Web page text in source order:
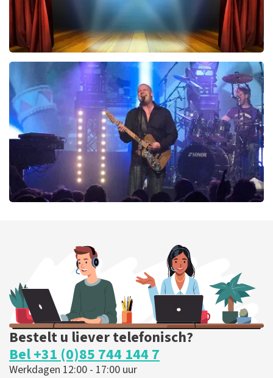
40 45 De Musical
420laatste 30 minuten
BESTEL NU
BESTEL NU
Bestelt u liever telefonisch?
Bel +31 (0)85 744 144 7
Werkdagen 12:00 - 17:00 uur